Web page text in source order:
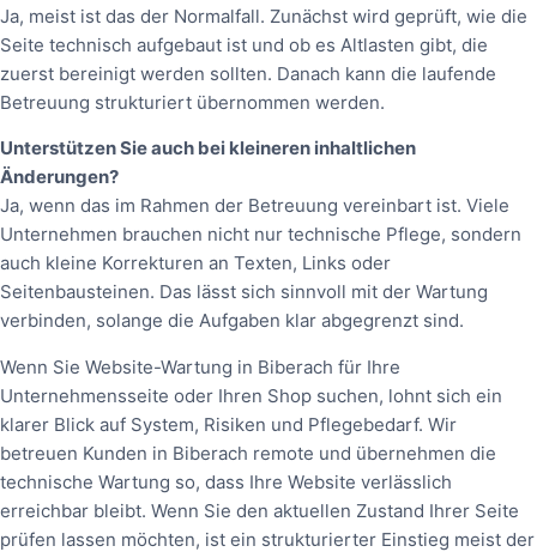
Ja, meist ist das der Normalfall. Zunächst wird geprüft, wie die
Seite technisch aufgebaut ist und ob es Altlasten gibt, die
zuerst bereinigt werden sollten. Danach kann die laufende
Betreuung strukturiert übernommen werden.
Unterstützen Sie auch bei kleineren inhaltlichen
Änderungen?
Ja, wenn das im Rahmen der Betreuung vereinbart ist. Viele
Unternehmen brauchen nicht nur technische Pflege, sondern
auch kleine Korrekturen an Texten, Links oder
Seitenbausteinen. Das lässt sich sinnvoll mit der Wartung
verbinden, solange die Aufgaben klar abgegrenzt sind.
Wenn Sie Website-Wartung in Biberach für Ihre
Unternehmensseite oder Ihren Shop suchen, lohnt sich ein
klarer Blick auf System, Risiken und Pflegebedarf. Wir
betreuen Kunden in Biberach remote und übernehmen die
technische Wartung so, dass Ihre Website verlässlich
erreichbar bleibt. Wenn Sie den aktuellen Zustand Ihrer Seite
prüfen lassen möchten, ist ein strukturierter Einstieg meist der